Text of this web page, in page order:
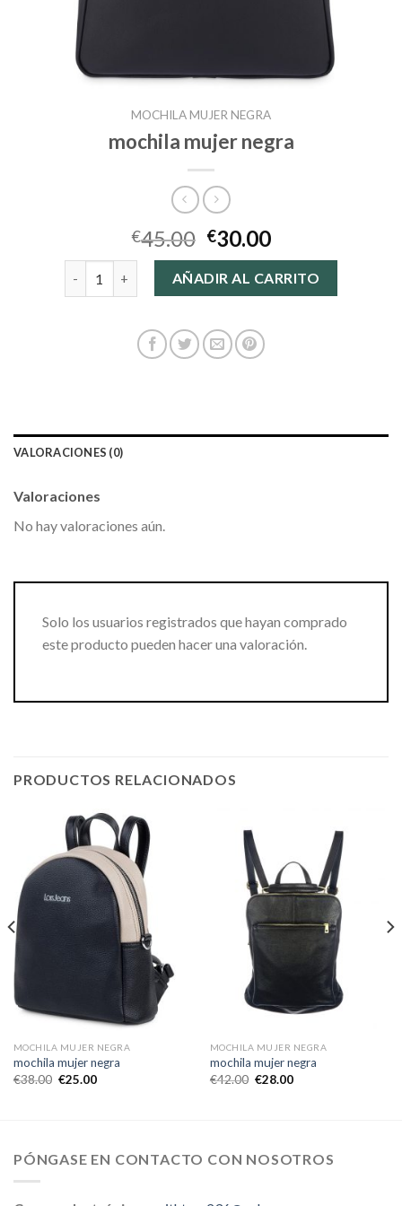
MOCHILA MUJER NEGRA
mochila mujer negra
€45.00 €30.00
mochila mujer negra cantidadAÑADIR AL CARRITO
VALORACIONES (0)
Valoraciones
No hay valoraciones aún.
Solo los usuarios registrados que hayan comprado
este producto pueden hacer una valoración.
PRODUCTOS RELACIONADOS
MOCHILA MUJER NEGRA
mochila mujer negra
€38.00 €25.00
MOCHILA MUJER NEGRA
mochila mujer negra
€42.00 €28.00
PÓNGASE EN CONTACTO CON NOSOTROS